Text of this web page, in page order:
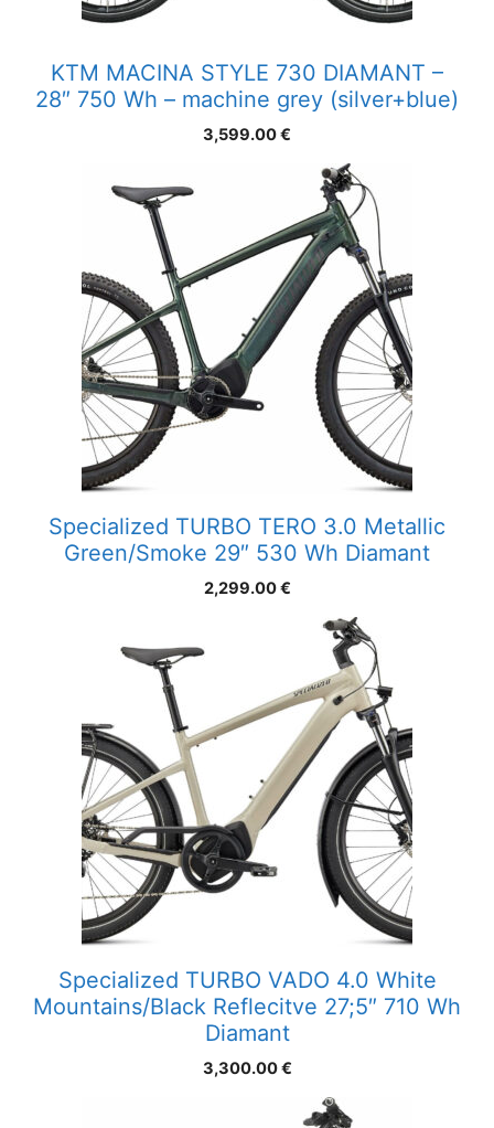
KTM MACINA STYLE 730 DIAMANT –
28″ 750 Wh – machine grey (silver+blue)
3,599.00€
Specialized TURBO TERO 3.0 Metallic
Green/Smoke 29″ 530 Wh Diamant
2,299.00€
Specialized TURBO VADO 4.0 White
Mountains/Black Reflecitve 27;5″ 710 Wh
Diamant
3,300.00€